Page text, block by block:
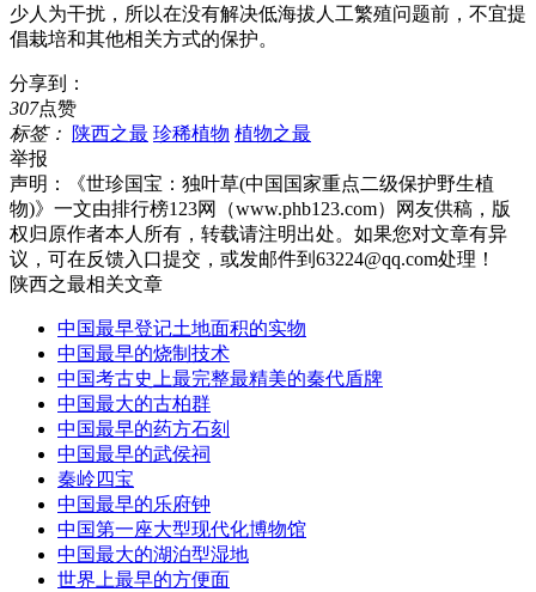
少人为干扰，所以在没有解决低海拔人工繁殖问题前，不宜提
倡栽培和其他相关方式的保护。
分享到：
307点赞
标签：
陕西之最 珍稀植物 植物之最
举报
声明：
《世珍国宝：独叶草(中国国家重点二级保护野生植
物)》一文由排行榜123网（www.phb123.com）网友供稿，版
权归原作者本人所有，转载请注明出处。如果您对文章有异
议，可在反馈入口提交，或发邮件到63224@qq.com处理！
陕西之最相关文章
中国最早登记土地面积的实物
中国最早的烧制技术
中国考古史上最完整最精美的秦代盾牌
中国最大的古柏群
中国最早的药方石刻
中国最早的武侯祠
秦岭四宝
中国最早的乐府钟
中国第一座大型现代化博物馆
中国最大的湖泊型湿地
世界上最早的方便面